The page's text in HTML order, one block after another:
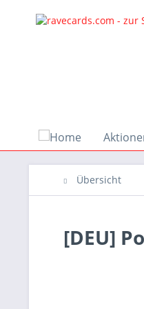
Übersicht
[DEU]